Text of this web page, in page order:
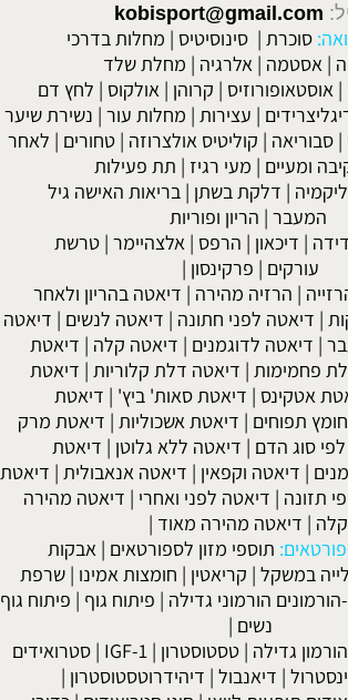
kobisport@gmail.com
סוכרת | סינוסיטיס | מחלות בדרכי
| אסטמה | אלרגיה | מחלת שלד
| אוסטאופורוזיס | קרוהן | אולקוס | לחץ דם
| עצירות | מחלות עור | נשירת שיער
|סבוריאה | קוליטיס אולצרוזה |טחורים | לאחר
ומעיים | מעי רגיז | תת פעילות
| דלקת בשתן | בריאות האישה גיל
המעבר | הריון ופוריות
| דיכאון | הרפס | אלצהיימר |טרשת
עורקים | פרקינסון |
| הרזיה מהירה | דיאטה בהריון ולאחר
| דיאטה לפני חתונה | דיאטה לנשים | דיאטה
| דיאטה לדוגמנים | דיאטה קלה | דיאטת
פחמימות | דיאטה דלת קלוריות | דיאטת
אטקינס | דיאטת סאות' ביץ' | דיאטת
תפוחים | דיאטת אשכוליות | דיאטת מרק
סוג הדם | דיאטה ללא גלוטן | דיאטת
| דיאטה וקפאין | דיאטה אנאבולית | דיאטת
תזונה | דיאטה לפני ואחרי | דיאטה מהירה
| דיאטה מהירה מאוד |
תוספי מזון לספורטאים | אבקות
במשקל | קריאטין | חומצות אמינו |שרפת
הורמונים הורמוני גדילה | פיתוח גוף | פיתוח גוף
נשים |
הורמון גדילה |טסטוסטרון |
IGF-1
|סטרואידים
| דיאנבול | דיהידרוטסטוסטרון |